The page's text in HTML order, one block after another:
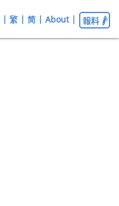
| 繁 | 简 | About | 報料